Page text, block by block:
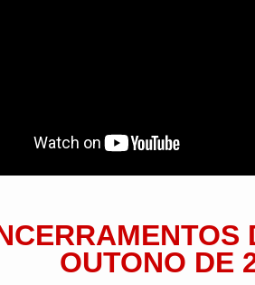
OUTONO DE